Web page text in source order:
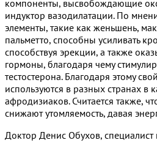
компоненты, высвобождающие
индуктор вазодилатации. По
элементы, такие как женьшень,
пальметто, способны усиливать
способствуя эрекции, а также
гормоны, благодаря чему
тестостерона. Благодаря этому
используются в разных странах в
афродизиаков. Считается также,
снижают утомляемость, давая
Доктор Денис Обухов, специалист